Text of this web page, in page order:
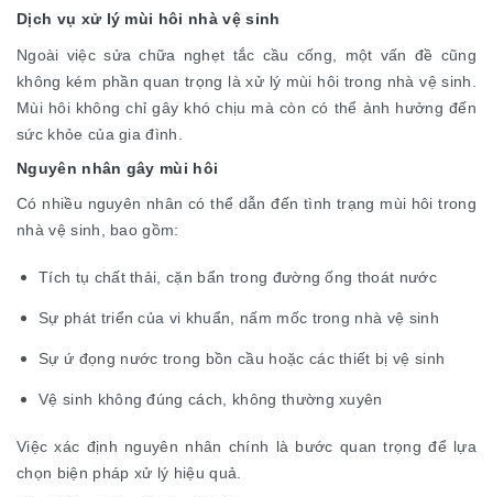
Dịch vụ xử lý mùi hôi nhà vệ sinh
Ngoài việc sửa chữa nghẹt tắc cầu cống, một vấn đề cũng
không kém phần quan trọng là xử lý mùi hôi trong nhà vệ sinh.
Mùi hôi không chỉ gây khó chịu mà còn có thể ảnh hưởng đến
sức khỏe của gia đình.
Nguyên nhân gây mùi hôi
Có nhiều nguyên nhân có thể dẫn đến tình trạng mùi hôi trong
nhà vệ sinh, bao gồm:
Tích tụ chất thải, cặn bẩn trong đường ống thoát nước
Sự phát triển của vi khuẩn, nấm mốc trong nhà vệ sinh
Sự ứ đọng nước trong bồn cầu hoặc các thiết bị vệ sinh
Vệ sinh không đúng cách, không thường xuyên
Việc xác định nguyên nhân chính là bước quan trọng để lựa
chọn biện pháp xử lý hiệu quả.